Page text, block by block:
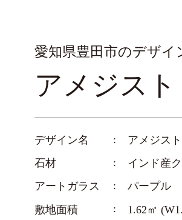
愛知県豊田市のデザイ
アメジスト
デザイン名
アメジスト
石材
インド産
アートガラス
パープル
敷地面積
1.62㎡